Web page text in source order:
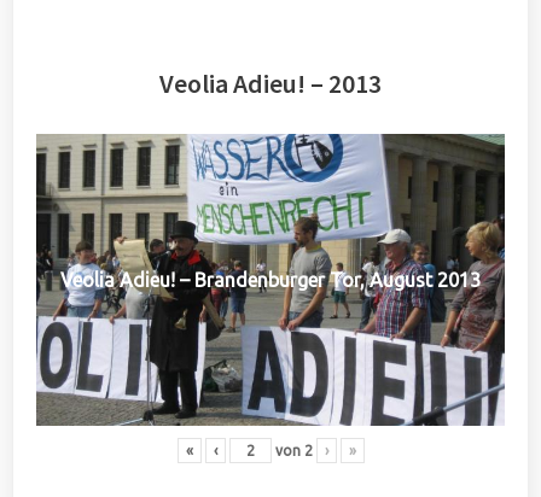
Veolia Adieu! – 2013
Veolia Adieu! – Brandenburger Tor, August 2013
« ‹ von 2 › »